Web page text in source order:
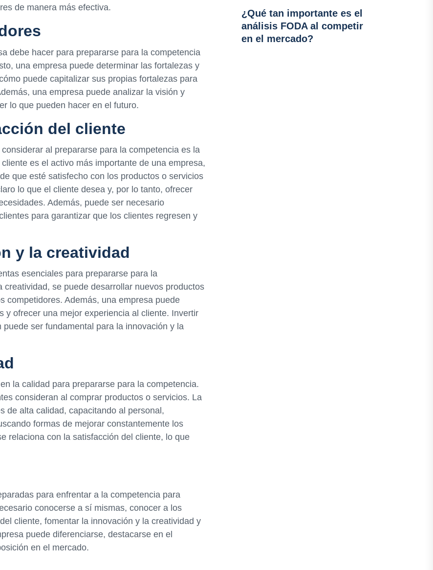
de manera más efectiva.
debe hacer para prepararse para la competencia
una empresa puede determinar las fortalezas y
puede capitalizar sus propias fortalezas para
una empresa puede analizar la visión y
lo que pueden hacer en el futuro.
del cliente
al prepararse para la competencia es la
es el activo más importante de una empresa,
que esté satisfecho con los productos o servicios
lo que el cliente desea y, por lo tanto, ofrecer
Además, puede ser necesario
para garantizar que los clientes regresen y
y la creatividad
esenciales para prepararse para la
se puede desarrollar nuevos productos
competidores. Además, una empresa puede
y ofrecer una mejor experiencia al cliente. Invertir
ser fundamental para la innovación y la
la calidad para prepararse para la competencia.
consideran al comprar productos o servicios. La
de alta calidad, capacitando al personal,
formas de mejorar constantemente los
relaciona con la satisfacción del cliente, lo que
para enfrentar a la competencia para
conocerse a sí mismas, conocer a los
cliente, fomentar la innovación y la creatividad y
puede diferenciarse, destacarse en el
en el mercado.
¿Qué tan importante es el
análisis FODA al competir
en el mercado?